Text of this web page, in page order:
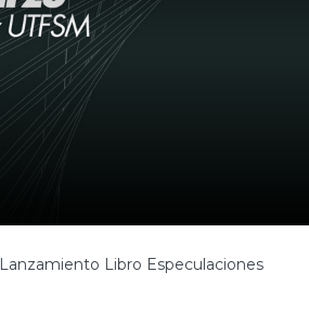
Lanzamiento Libro Especulaciones